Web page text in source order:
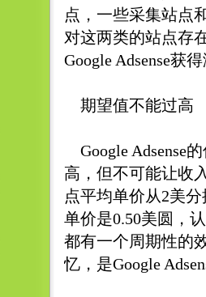
点，一些采集站点
对这两类的站点存
Google Adsense获
期望值不能过高
Google Adsense
高，但不可能让收
点平均单价从2美
单价是0.50美圆，
都有一个周期性的
忆，是Google